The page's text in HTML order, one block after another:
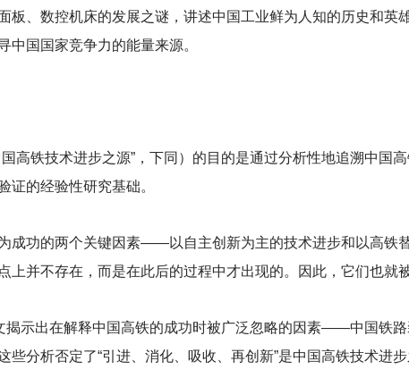
板、数控机床的发展之谜，讲述中国工业鲜为人知的历史和英
中国国家竞争力的能量来源。
高铁技术进步之源”，下同）的目的是通过分析性地追溯中国
证的经验性研究基础。
成功的两个关键因素——以自主创新为主的技术进步和以高铁
上并不存在，而是在此后的过程中才出现的。因此，它们也就
揭示出在解释中国高铁的成功时被广泛忽略的因素——中国铁
分析否定了“引进、消化、吸收、再创新”是中国高铁技术进步